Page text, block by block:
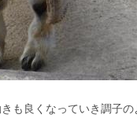
も良くなっていき調子の